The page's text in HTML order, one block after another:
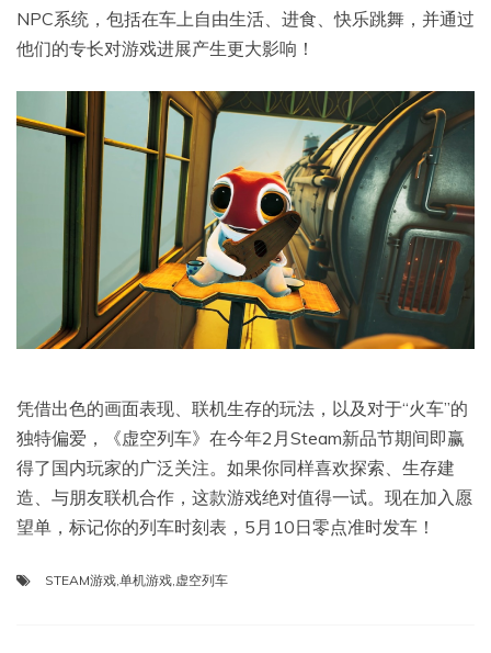
NPC系统，包括在车上自由生活、进食、快乐跳舞，并通过
他们的专长对游戏进展产生更大影响！
凭借出色的画面表现、联机生存的玩法，以及对于“火车”的
独特偏爱，《虚空列车》在今年2月Steam新品节期间即赢
得了国内玩家的广泛关注。如果你同样喜欢探索、生存建
造、与朋友联机合作，这款游戏绝对值得一试。现在加入愿
望单，标记你的列车时刻表，5月10日零点准时发车！
STEAM游戏,单机游戏,虚空列车